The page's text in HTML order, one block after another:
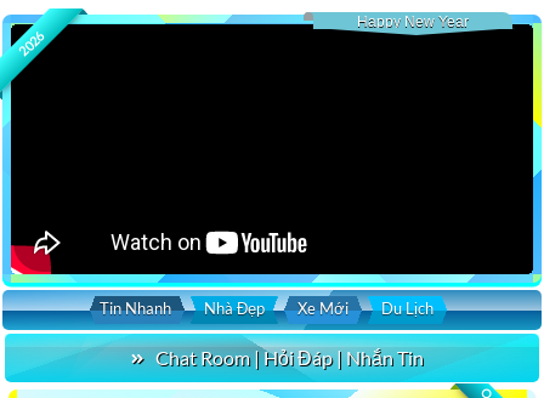
2026
Happy New Year
Tin Nhanh Nhà Đẹp Xe Mới Du Lịch
Chat Room | Hỏi Đáp | Nhắn Tin